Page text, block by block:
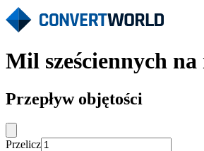
Mil sześciennych
Przepływ objętości
Przelicz